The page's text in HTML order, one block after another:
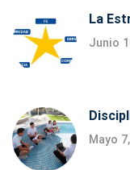
La
Junio
Mayo